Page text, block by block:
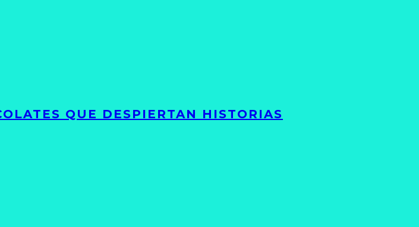
QUE DESPIERTAN HISTORIAS